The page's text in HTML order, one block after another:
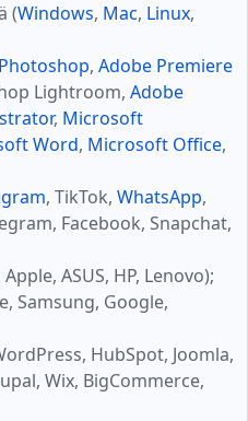
(Windows, Mac, Linux,
, Adobe Premiere
Lightroom, Adobe
, Microsoft
Word, Microsoft Office,
, TikTok, WhatsApp,
Facebook, Snapchat,
ASUS, HP, Lenovo);
Samsung, Google,
HubSpot, Joomla,
Wix, BigCommerce,